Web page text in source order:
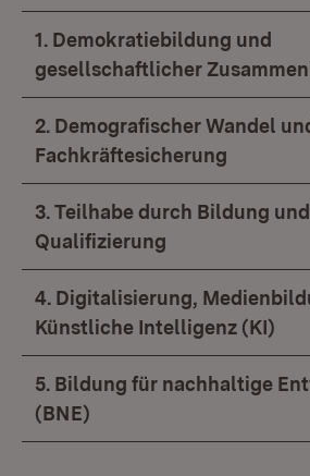
1. Demokratiebildung und
gesellschaftlicher
2. Demografischer Wandel
Fachkräftesicherung
3. Teilhabe durch Bildung und
Qualifizierung
4. Digitalisierung,
Künstliche Intelligenz (KI)
5. Bildung für nachhaltige
(BNE)